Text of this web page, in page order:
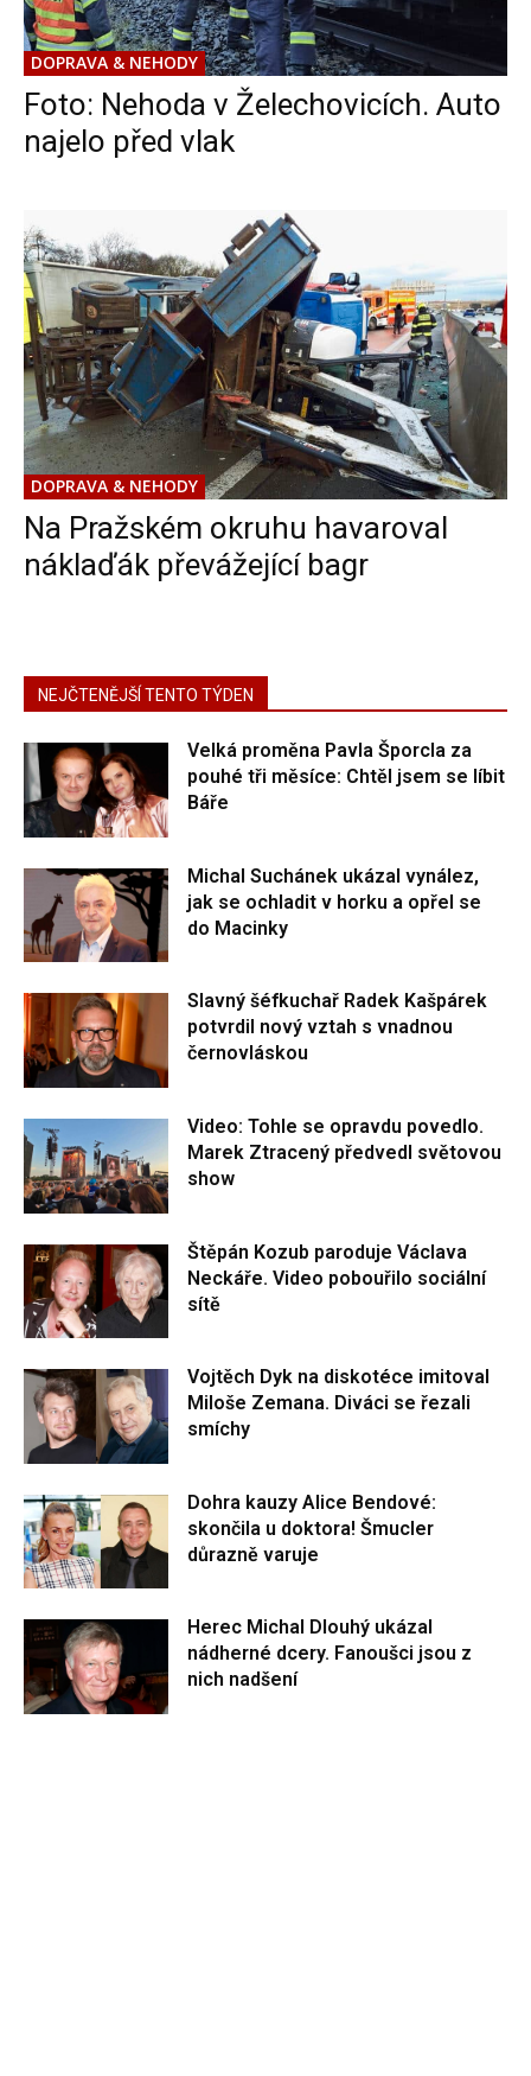
DOPRAVA & NEHODY
Foto: Nehoda v Želechovicích. Auto
najelo před vlak
DOPRAVA & NEHODY
Na Pražském okruhu havaroval
náklaďák převážející bagr
NEJČTENĚJŠÍ TENTO TÝDEN
Velká proměna Pavla Šporcla za
pouhé tři měsíce: Chtěl jsem se líbit
Báře
Michal Suchánek ukázal vynález,
jak se ochladit v horku a opřel se
do Macinky
Slavný šéfkuchař Radek Kašpárek
potvrdil nový vztah s vnadnou
černovláskou
Video: Tohle se opravdu povedlo.
Marek Ztracený předvedl světovou
show
Štěpán Kozub paroduje Václava
Neckáře. Video pobouřilo sociální
sítě
Vojtěch Dyk na diskotéce imitoval
Miloše Zemana. Diváci se řezali
smíchy
Dohra kauzy Alice Bendové:
skončila u doktora! Šmucler
důrazně varuje
Herec Michal Dlouhý ukázal
nádherné dcery. Fanoušci jsou z
nich nadšení